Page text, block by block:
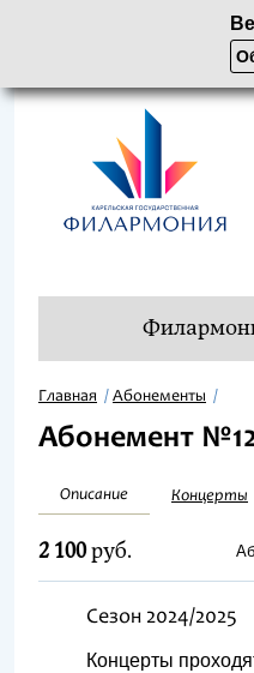
Главная Абонементы
Абонемент
Описание Концерты
2 100руб.
Сезон 2024/2025
Концерты